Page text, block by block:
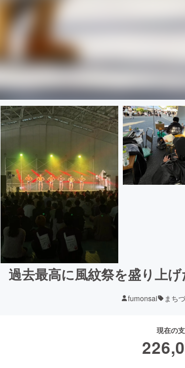
過去最高に風紋祭を盛り上
fumonsai まち
現在の